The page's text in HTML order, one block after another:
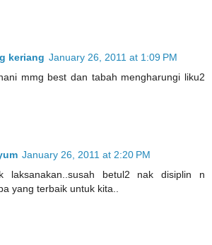
keriang January 26, 2011 at 1:09 PM
mmg best dan tabah mengharungi liku2
January 26, 2011 at 2:20 PM
laksanakan..susah betul2 nak disiplin n
yang terbaik untuk kita..